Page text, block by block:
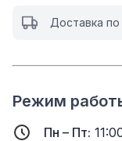
Доставка по
Режим
Пн – Пт: